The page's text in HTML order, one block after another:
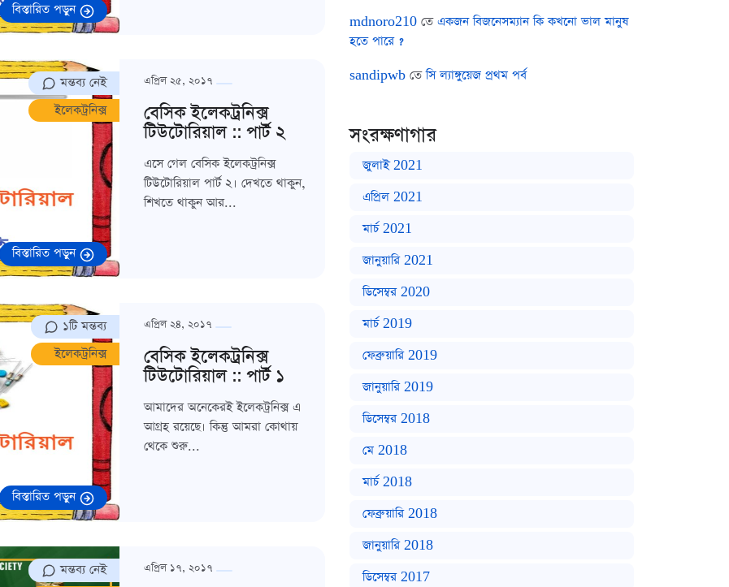
বিস্তারিত পড়ুন
মন্তব্য নেই
ইলেকট্রনিক্স
বিস্তারিত পড়ুন
এপ্রিল ২৫, ২০১৭
বেসিক ইলেকট্রনিক্স
টিউটোরিয়াল :: পার্ট ২
এসে গেল বেসিক ইলেকট্রনিক্স
টিউটোরিয়াল পার্ট ২। দেখতে থাকুন,
শিখতে থাকুন আর...
১টি মন্তব্য
ইলেকট্রনিক্স
বিস্তারিত পড়ুন
এপ্রিল ২৪, ২০১৭
বেসিক ইলেকট্রনিক্স
টিউটোরিয়াল :: পার্ট ১
আমাদের অনেকেরই ইলেকট্রনিক্স এ
আগ্রহ রয়েছে। কিন্তু আমরা কোথায়
থেকে শুরু...
মন্তব্য নেই
এপ্রিল ১৭, ২০১৭
mdnoro210 তেএকজন বিজনেসম্যান কি কখনো ভাল মানুষ
হতে পারে ?
sandipwb তেসি ল্যাঙ্গুয়েজ প্রথম পর্ব
সংরক্ষণাগার
জুলাই 2021
এপ্রিল 2021
মার্চ 2021
জানুয়ারি 2021
ডিসেম্বর 2020
মার্চ 2019
ফেব্রুয়ারি 2019
জানুয়ারি 2019
ডিসেম্বর 2018
মে 2018
মার্চ 2018
ফেব্রুয়ারি 2018
জানুয়ারি 2018
ডিসেম্বর 2017